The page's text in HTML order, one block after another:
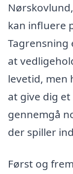
kan influere
Tagrensning
at
levetid, men
at give dig
gennemgå
der spiller
Først og